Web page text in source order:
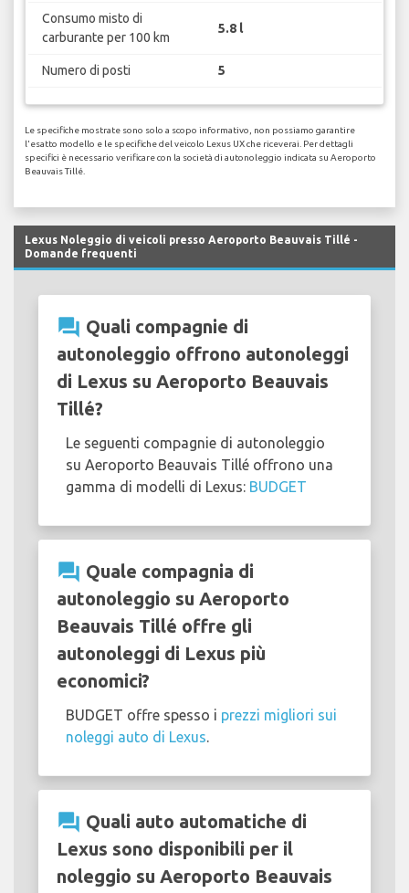
Consumo misto di
carburante per 100 km
5.8 l
Numero di posti 5
Le specifiche mostrate sono solo a scopo informativo, non possiamo garantire
l'esatto modello e le specifiche del veicolo Lexus UX che riceverai. Per dettagli
specifici è necessario verificare con la società di autonoleggio indicata su Aeroporto
Beauvais Tillé.
Lexus Noleggio di veicoli presso Aeroporto Beauvais Tillé -
Domande frequenti
question_answer Quali compagnie di
autonoleggio offrono autonoleggi
di Lexus su Aeroporto Beauvais
Tillé?
Le seguenti compagnie di autonoleggio
su Aeroporto Beauvais Tillé offrono una
gamma di modelli di Lexus: BUDGET
question_answer Quale compagnia di
autonoleggio su Aeroporto
Beauvais Tillé offre gli
autonoleggi di Lexus più
economici?
BUDGET offre spesso i prezzi migliori sui
noleggi auto di Lexus
question_answer Quali auto automatiche di
Lexus sono disponibili per il
noleggio su Aeroporto Beauvais